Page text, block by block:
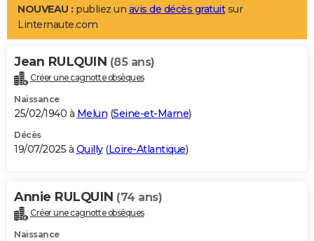
LIFESTYLE
Art de vivre
Bien-être
Loisirs
Mode
Modes de vie
Alimentation
Guide de la santé
Maladies
Médicaments
Sommeil
VOYAGE
Destinations
City break
Voyage nature
Voyage de noces
Forum
Climat
+PHOTO
GUIDES D'ACHAT
BONS PLANS
Carte de Noël
Carte Bonne année
Carte Saint-Valentin
Carte Pâques
Carte d'anniversaire
DICTIONNAIRE
Dictionnaire
Biographies
Citations
Expressions
Proverbes
PROGRAMME TV
NOUVEAU : publiez un avis de décès gratuitsur
Linternaute.com
Jean RULQUIN (85 ans)
Créer une cagnotte obsèques
Naissance
25/02/1940 à Melun (Seine-et-Marne)
Décès
19/07/2025 à Quilly(Loire-Atlantique)
Annie RULQUIN (74 ans)
Créer une cagnotte obsèques
Naissance